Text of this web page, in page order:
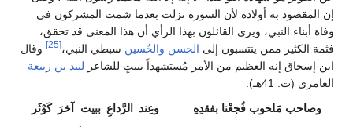
إن المقصود به أولاده لأن السورة نزلت بعدما شمت المشركون في
وفاة أبناء النبي، ويرى القائلون بهذا الرأي أن هذا المعنى قد تحقق،
فثمة الكثير ممن ينتسبون إلى الحسن والحُسين سبطي النبي،[25]
وقال
ابن إسحاق إنه العظيم من الأمر مُستشهداً ببيتٍ للشاعر لبيد بن ربيعة
العامري (ت. 41هـ):
وصاحب مَلحوب فُجعْنا بفقدِهِ
وعِند الرَّداعِ ببيت آخرَ كَوْثَر